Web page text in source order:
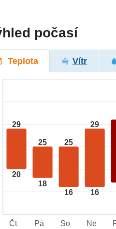
počasí
Teplota Vítr
29
20
25
18
25
16
29
16
Čt
Pá So Ne